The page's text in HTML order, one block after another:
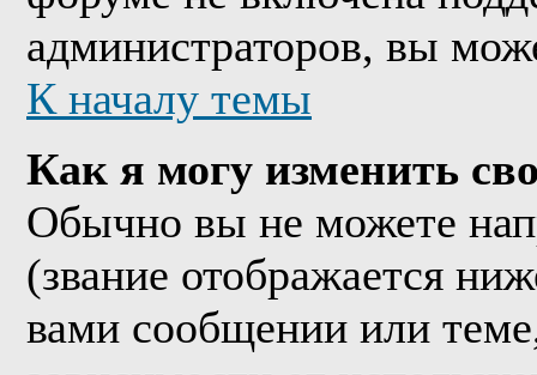
администраторов, вы
К началу темы
Как я могу изменить
Обычно вы не можете
(звание отображается
вами сообщении или